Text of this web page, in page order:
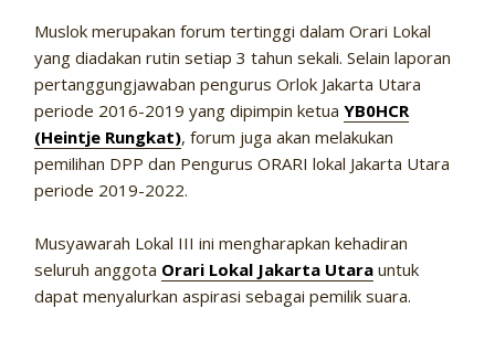
Muslok merupakan forum tertinggi dalam Orari Lokal
yang diadakan rutin setiap 3 tahun sekali. Selain laporan
pertanggungjawaban pengurus Orlok Jakarta Utara
periode 2016-2019 yang dipimpin ketuaYB0HCR
(Heintje Rungkat), forum juga akan melakukan
pemilihan DPP dan Pengurus ORARI lokal Jakarta Utara
periode 2019-2022.
Musyawarah Lokal III ini mengharapkan kehadiran
seluruh anggota Orari Lokal Jakarta Utara untuk
dapat menyalurkan aspirasi sebagai pemilik suara.